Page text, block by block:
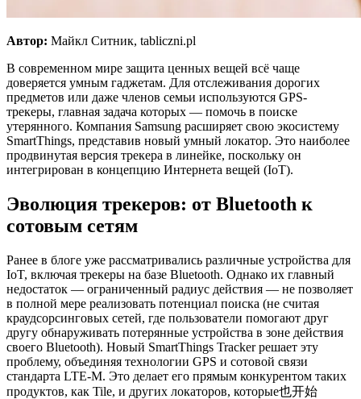
Автор: Майкл Ситник, tabliczni.pl
В современном мире защита ценных вещей всё чаще
доверяется умным гаджетам. Для отслеживания дорогих
предметов или даже членов семьи используются GPS-
трекеры, главная задача которых — помочь в поиске
утерянного. Компания Samsung расширяет свою экосистему
SmartThings, представив новый умный локатор. Это наиболее
продвинутая версия трекера в линейке, поскольку он
интегрирован в концепцию Интернета вещей (IoT).
Эволюция трекеров: от Bluetooth к
сотовым сетям
Ранее в блоге уже рассматривались различные устройства для
IoT, включая трекеры на базе Bluetooth. Однако их главный
недостаток — ограниченный радиус действия — не позволяет
в полной мере реализовать потенциал поиска (не считая
краудсорсинговых сетей, где пользователи помогают друг
другу обнаруживать потерянные устройства в зоне действия
своего Bluetooth). Новый SmartThings Tracker решает эту
проблему, объединяя технологии GPS и сотовой связи
стандарта LTE-M. Это делает его прямым конкурентом таких
продуктов, как Tile, и других локаторов, которые也开始